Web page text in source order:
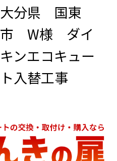
大分県 国東
市 W様 ダイ
キンエコキュー
ト入替工事